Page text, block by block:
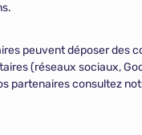
LES
est-elle
peuvent déposer des
(réseaux sociaux,
partenaires consultez